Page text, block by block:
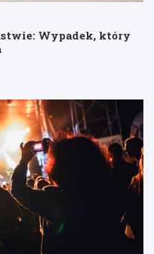
Wypadek, który